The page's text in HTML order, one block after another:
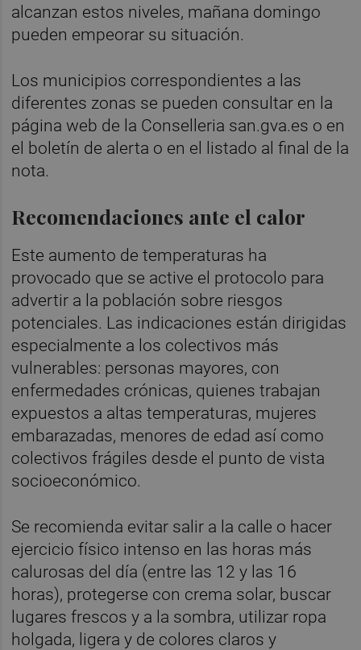
alcanzan estos niveles, mañana domingo
pueden empeorar su situación.
Los municipios correspondientes a las
diferentes zonas se pueden consultar en la
página web de la Conselleria san.gva.es o en
el boletín de alerta o en el listado al final de la
nota.
Recomendaciones ante el calor
Este aumento de temperaturas ha
provocado que se active el protocolo para
advertir a la población sobre riesgos
potenciales. Las indicaciones están dirigidas
especialmente a los colectivos más
vulnerables: personas mayores, con
enfermedades crónicas, quienes trabajan
expuestos a altas temperaturas, mujeres
embarazadas, menores de edad así como
colectivos frágiles desde el punto de vista
socioeconómico.
Se recomienda evitar salir a la calle o hacer
ejercicio físico intenso en las horas más
calurosas del día (entre las 12 y las 16
horas), protegerse con crema solar, buscar
lugares frescos y a la sombra, utilizar ropa
holgada, ligera y de colores claros y